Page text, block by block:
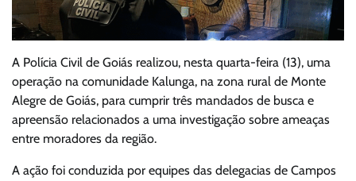
A Polícia Civil de Goiás realizou, nesta quarta-feira (13), uma
operação na comunidade Kalunga, na zona rural de Monte
Alegre de Goiás, para cumprir três mandados de busca e
apreensão relacionados a uma investigação sobre ameaças
entre moradores da região.
A ação foi conduzida por equipes das delegacias de Campos